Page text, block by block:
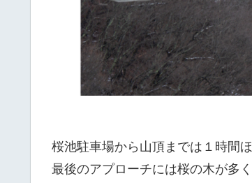
桜池駐車場から山頂までは１時間ほ
最後のアプローチには桜の木が多